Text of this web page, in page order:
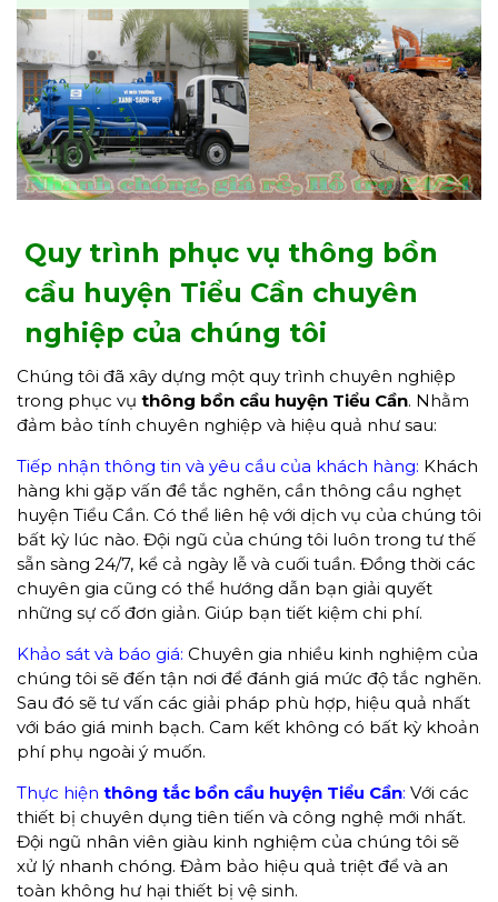
Quy trình phục vụ thông bồn
cầu huyện Tiểu Cần chuyên
nghiệp của chúng tôi
Chúng tôi đã xây dựng một quy trình chuyên nghiệp
trong phục vụ thông bồn cầu huyện Tiểu Cần. Nhằm
đảm bảo tính chuyên nghiệp và hiệu quả như sau:
Tiếp nhận thông tin và yêu cầu của khách hàng: Khách
hàng khi gặp vấn đề tắc nghẽn, cần thông cầu nghẹt
huyện Tiểu Cần. Có thể liên hệ với dịch vụ của chúng tôi
bất kỳ lúc nào. Đội ngũ của chúng tôi luôn trong tư thế
sẵn sàng 24/7, kể cả ngày lễ và cuối tuần. Đồng thời các
chuyên gia cũng có thể hướng dẫn bạn giải quyết
những sự cố đơn giản. Giúp bạn tiết kiệm chi phí.
Khảo sát và báo giá: Chuyên gia nhiều kinh nghiệm của
chúng tôi sẽ đến tận nơi để đánh giá mức độ tắc nghẽn.
Sau đó sẽ tư vấn các giải pháp phù hợp, hiệu quả nhất
với báo giá minh bạch. Cam kết không có bất kỳ khoản
phí phụ ngoài ý muốn.
Thực hiện thông tắc bồn cầu huyện Tiểu Cần: Với các
thiết bị chuyên dụng tiên tiến và công nghệ mới nhất.
Đội ngũ nhân viên giàu kinh nghiệm của chúng tôi sẽ
xử lý nhanh chóng. Đảm bảo hiệu quả triệt để và an
toàn không hư hại thiết bị vệ sinh.